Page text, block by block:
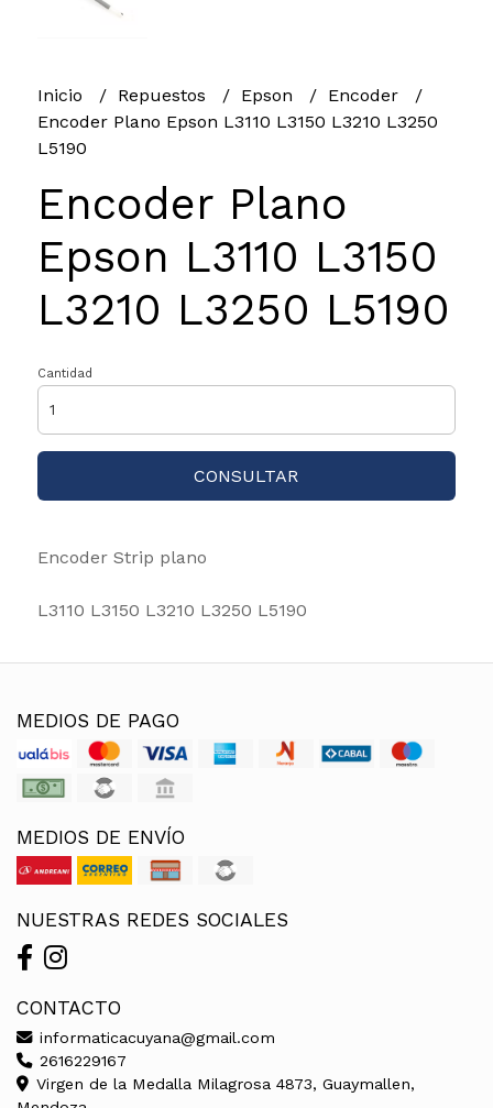
Inicio Repuestos Epson
Encoder
Encoder Plano Epson L3110 L3150 L3210 L3250
L5190
Encoder Plano
Epson L3110 L3150
L3210 L3250 L5190
Cantidad
CONSULTAR
Encoder Strip plano
L3110 L3150 L3210 L3250 L5190
MEDIOS DE PAGO
MEDIOS DE ENVÍO
NUESTRAS REDES SOCIALES
CONTACTO
informaticacuyana@gmail.com
2616229167
Virgen de la Medalla Milagrosa 4873, Guaymallen,